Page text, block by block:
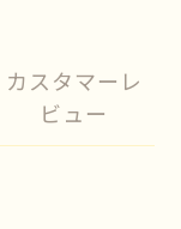
カスタマーレ
ビュー